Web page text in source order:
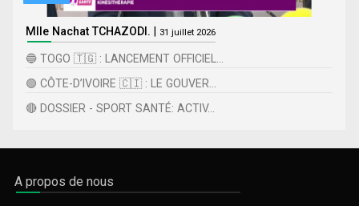
Mlle Nachat TCHAZODI. | 31 juillet 2026
🔵 TOGO 🇹🇬 : LANCEMENT OFFICIEL...
🟢 CÔTE-D’IVOIRE 🇨🇮 : LE GOUVER...
🔴 DOSSIER - SPORT SANTÉ: ACTIV...
A propos de nous